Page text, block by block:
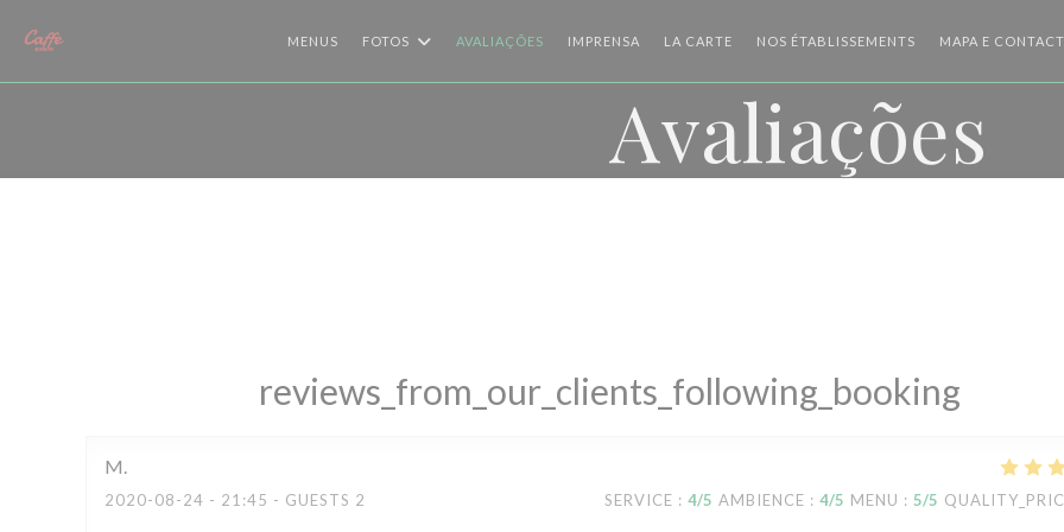
MENUS FOTOS AVALIAÇÕES IMPRENSA LA CARTE ((ABRE NUMA NOVA JANELA))
NOS ÉTABLISSEMENTS ((ABRE NUMA NOVA
MAPA E
Avaliações
reviews_from_our_clients_following_booking
M
2020-08-24 - 21:45 - GUESTS 2 SERVICE : 4/5 AMBIENCE : 4/5 MENU : 5/5